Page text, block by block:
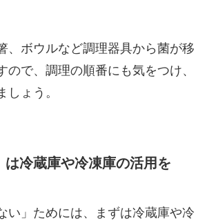
、ボウルなど調理器具から菌が移
ので、調理の順番にも気をつけ、
ょう。
は冷蔵庫や冷凍庫の活用を
い」ためには、まずは冷蔵庫や冷